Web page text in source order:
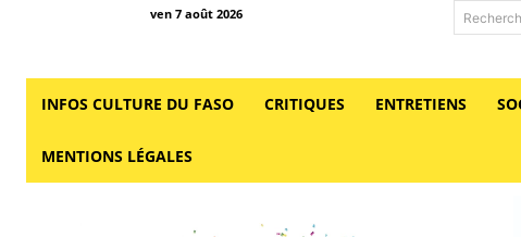
ven 7 août 2026
INFOS CULTURE DU FASO CRITIQUES ENTRETIENS
MENTIONS LÉGALES